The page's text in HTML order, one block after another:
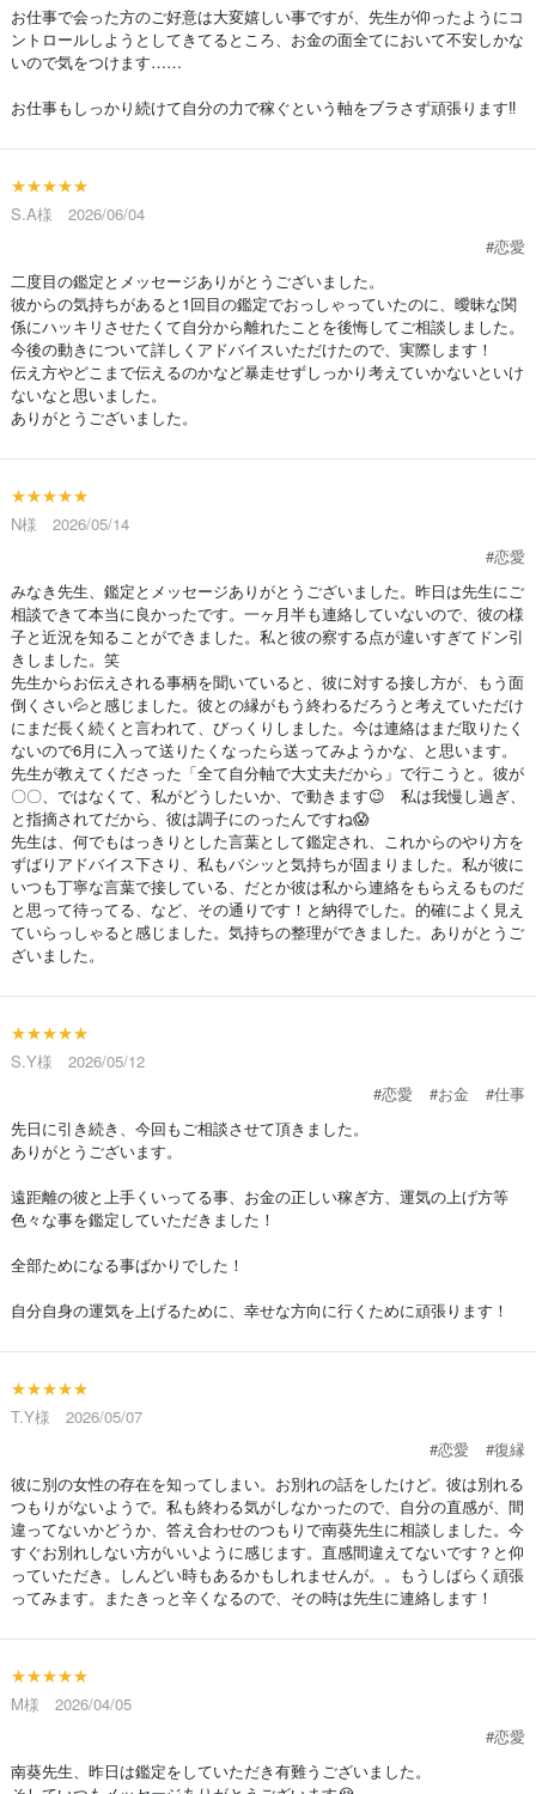
お仕事で会った方のご好意は大変嬉しい事ですが、先生が仰ったようにコ
ントロールしようとしてきてるところ、お金の面全てにおいて不安しかな
いので気をつけます……
お仕事もしっかり続けて自分の力で稼ぐという軸をブラさず頑張ります‼️
★★★★★
S.A様 2026/06/04
#恋愛
二度目の鑑定とメッセージありがとうございました。
彼からの気持ちがあると1回目の鑑定でおっしゃっていたのに、曖昧な関
係にハッキリさせたくて自分から離れたことを後悔してご相談しました。
今後の動きについて詳しくアドバイスいただけたので、実際します！
伝え方やどこまで伝えるのかなど暴走せずしっかり考えていかないといけ
ないなと思いました。
ありがとうございました。
★★★★★
N様 2026/05/14
#恋愛
みなき先生、鑑定とメッセージありがとうございました。昨日は先生にご
相談できて本当に良かったです。一ヶ月半も連絡していないので、彼の様
子と近況を知ることができました。私と彼の察する点が違いすぎてドン引
きしました。笑
先生からお伝えされる事柄を聞いていると、彼に対する接し方が、もう面
倒くさい💦と感じました。彼との縁がもう終わるだろうと考えていただけ
にまだ長く続くと言われて、びっくりしました。今は連絡はまだ取りたく
ないので6月に入って送りたくなったら送ってみようかな、と思います。
先生が教えてくださった「全て自分軸で大丈夫だから」で行こうと。彼が
〇〇、ではなくて、私がどうしたいか、で動きます😉 私は我慢し過ぎ、
と指摘されてだから、彼は調子にのったんですね😱
先生は、何でもはっきりとした言葉として鑑定され、これからのやり方を
ずばりアドバイス下さり、私もバシッと気持ちが固まりました。私が彼に
いつも丁寧な言葉で接している、だとか彼は私から連絡をもらえるものだ
と思って待ってる、など、その通りです！と納得でした。的確によく見え
ていらっしゃると感じました。気持ちの整理ができました。ありがとうご
ざいました。
★★★★★
S.Y様 2026/05/12
#恋愛
#お金
#仕事
先日に引き続き、今回もご相談させて頂きました。
ありがとうございます。
遠距離の彼と上手くいってる事、お金の正しい稼ぎ方、運気の上げ方等
色々な事を鑑定していただきました！
全部ためになる事ばかりでした！
自分自身の運気を上げるために、幸せな方向に行くために頑張ります！
★★★★★
T.Y様 2026/05/07
#恋愛
#復縁
彼に別の女性の存在を知ってしまい。お別れの話をしたけど。彼は別れる
つもりがないようで。私も終わる気がしなかったので、自分の直感が、間
違ってないかどうか、答え合わせのつもりで南葵先生に相談しました。今
すぐお別れしない方がいいように感じます。直感間違えてないです？と仰
っていただき。しんどい時もあるかもしれませんが。。もうしばらく頑張
ってみます。またきっと辛くなるので、その時は先生に連絡します！
★★★★★
M様 2026/04/05
#恋愛
南葵先生、昨日は鑑定をしていただき有難うございました。